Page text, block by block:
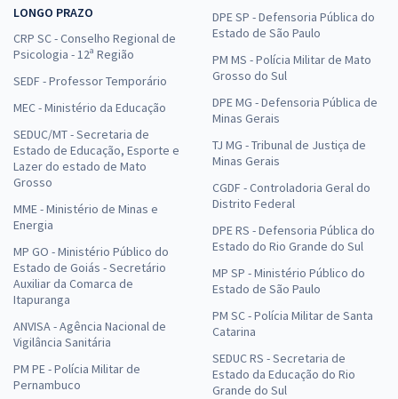
LONGO PRAZO
CRP SC - Conselho Regional de
Psicologia - 12ª Região
SEDF - Professor Temporário
MEC - Ministério da Educação
SEDUC/MT - Secretaria de
Estado de Educação, Esporte e
Lazer do estado de Mato
Grosso
MME - Ministério de Minas e
Energia
MP GO - Ministério Público do
Estado de Goiás - Secretário
Auxiliar da Comarca de
Itapuranga
ANVISA - Agência Nacional de
Vigilância Sanitária
PM PE - Polícia Militar de
Pernambuco
DPE SP - Defensoria Pública do
Estado de São Paulo
PM MS - Polícia Militar de Mato
Grosso do Sul
DPE MG - Defensoria Pública de
Minas Gerais
TJ MG - Tribunal de Justiça de
Minas Gerais
CGDF - Controladoria Geral do
Distrito Federal
DPE RS - Defensoria Pública do
Estado do Rio Grande do Sul
MP SP - Ministério Público do
Estado de São Paulo
PM SC - Polícia Militar de Santa
Catarina
SEDUC RS - Secretaria de
Estado da Educação do Rio
Grande do Sul